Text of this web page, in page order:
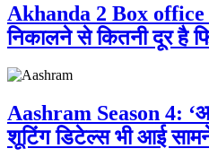
Akhanda 2 Box
निकालने से कितनी दूर है
Aashram Season 4:
शूटिंग डिटेल्स भी आई